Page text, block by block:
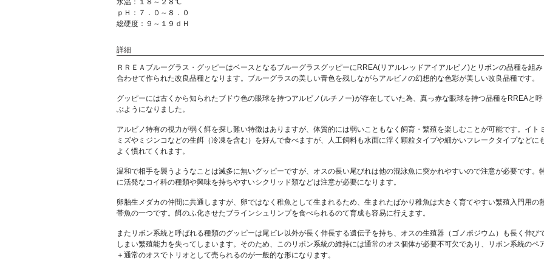
水温：１８～２８℃
ｐＨ：７．０～８．０
総硬度：９～１９ｄＨ
詳細
ＲＲＥＡブルーグラス・グッピーはベースとなるブルーグラスグッピーにRREA(リアルレッドアイアルビノ)とリボンの品種を組み
合わせて作られた改良品種となります。ブルーグラスの美しい青色を残しながらアルビノの幻想的な色彩が美しい改良品種です。
グッピーには古くから知られたブドウ色の眼球を持つアルビノ(ルチノー)が存在していた為、真っ赤な眼球を持つ品種をRREAと呼
ぶようになりました。
アルビノ特有の視力が弱く餌を探し難い特徴はありますが、体質的には弱いこともなく飼育・繁殖を楽しむことが可能です。イトミ
ミズやミジンコなどの生餌（冷凍を含む）を好んで食べますが、人工飼料も水面に浮く顆粒タイプや細かいフレークタイプなどに
よく慣れてくれます。
温和で相手を襲うようなことは滅多に無いグッピーですが、オスの長い尾びれは他の混泳魚に突かれやすいので注意が必要です。
に活発なコイ科の種類や興味を持ちやすいシクリッド類などは注意が必要になります。
卵胎生メダカの仲間に共通しますが、卵ではなく稚魚として生まれるため、生まれたばかり稚魚は大きく育てやすい繁殖入門用の
帯魚の一つです。餌のふ化させたブラインシュリンプを食べられるのて育成も容易に行えます。
またリボン系統と呼ばれる種類のグッピーは尾ビレ以外が長く伸長する遺伝子を持ち、オスの生殖器（ゴノポジウム）も長く伸び
しまい繁殖能力を失ってしまいます。そのため、このリボン系統の維持には通常のオス個体が必要不可欠であり、リボン系統のペ
＋通常のオスでトリオとして売られるのが一般的な形になります。